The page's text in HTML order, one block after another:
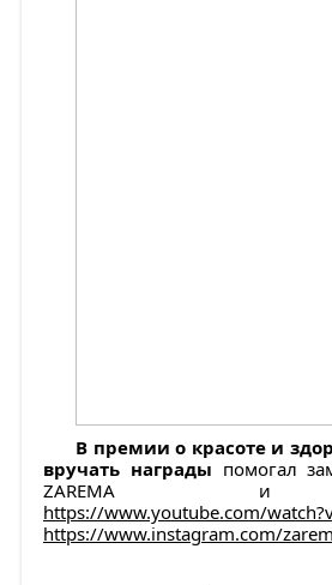
В премии о красоте и
вручать награды помогал
ZAREMA и
https://www.youtube.com/
https://www.instagram.com/